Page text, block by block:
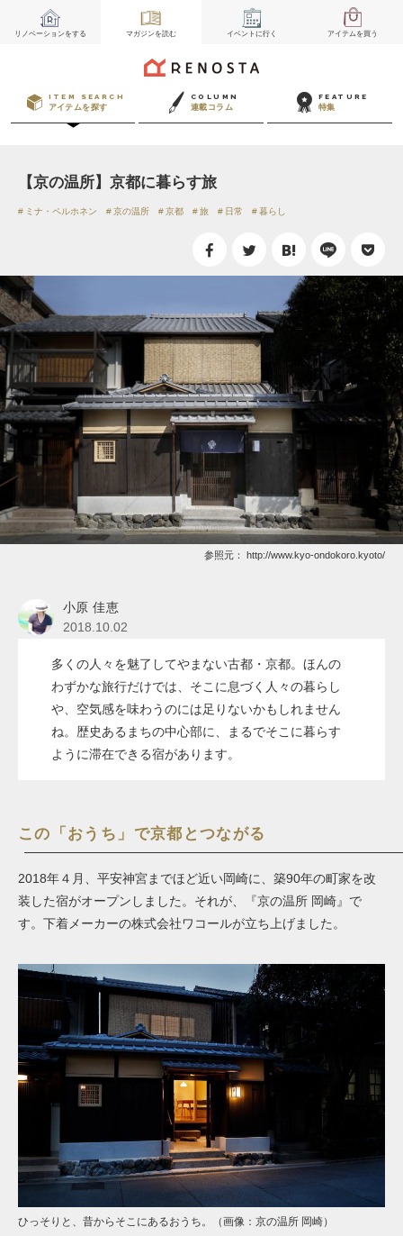
リノベーションをする マガジンを読む イベント に行く アイテムを買う
ITEM SEARCH
アイテムを探す
COLUMN
連載コラム
FEATURE
特集
【京の温所】京都に暮らす旅
ミナ・ペルホネン 京の温所 京都 旅 日常 暮らし
参照元： http://www.kyo-ondokoro.kyoto/
小原 佳恵
2018.10.02
多くの人々を魅了してやまない古都・京都。ほんの
わずかな旅行だけでは、そこに息づく人々の暮らし
や、空気感を味わうのには足りないかもしれません
ね。歴史あるまちの中心部に、まるでそこに暮らす
ように滞在できる宿があります。
この「おうち」で京都とつながる
2018年４月、平安神宮までほど近い岡崎に、築90年の町家を改
装した宿がオープンしました。それが、『京の温所 岡崎』で
す。下着メーカーの株式会社ワコールが立ち上げました。
ひっそりと、昔からそこにあるおうち。（画像：京の温所 岡崎）